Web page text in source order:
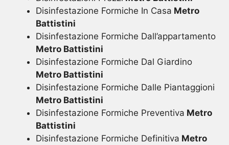
Disinfestazione Formiche In Casa Metro
Battistini
Disinfestazione Formiche Dall’appartamento
Metro Battistini
Disinfestazione Formiche Dal Giardino
Metro Battistini
Disinfestazione Formiche Dalle Piantaggioni
Metro Battistini
Disinfestazione Formiche Preventiva Metro
Battistini
Disinfestazione Formiche Definitiva Metro